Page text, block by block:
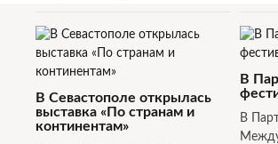
В Севастополе открылась
выставка «По странам и
континентам»
В
В